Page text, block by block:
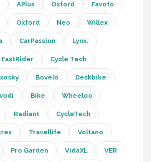
APlus Oxford Favoto
Oxford Neo Willex
CarPassion Lynx.
FastRider Cycle Tech
Bovelo Deskbike
Bike Wheeloo
Radiant CycleTech
Travellife Voltano
Pro Garden VidaXL VER